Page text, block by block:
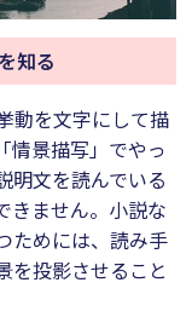
知る
動を文字にして描
情景描写」でやっ
明文を読んでいる
きません。小説な
ためには、読み手
を投影させること